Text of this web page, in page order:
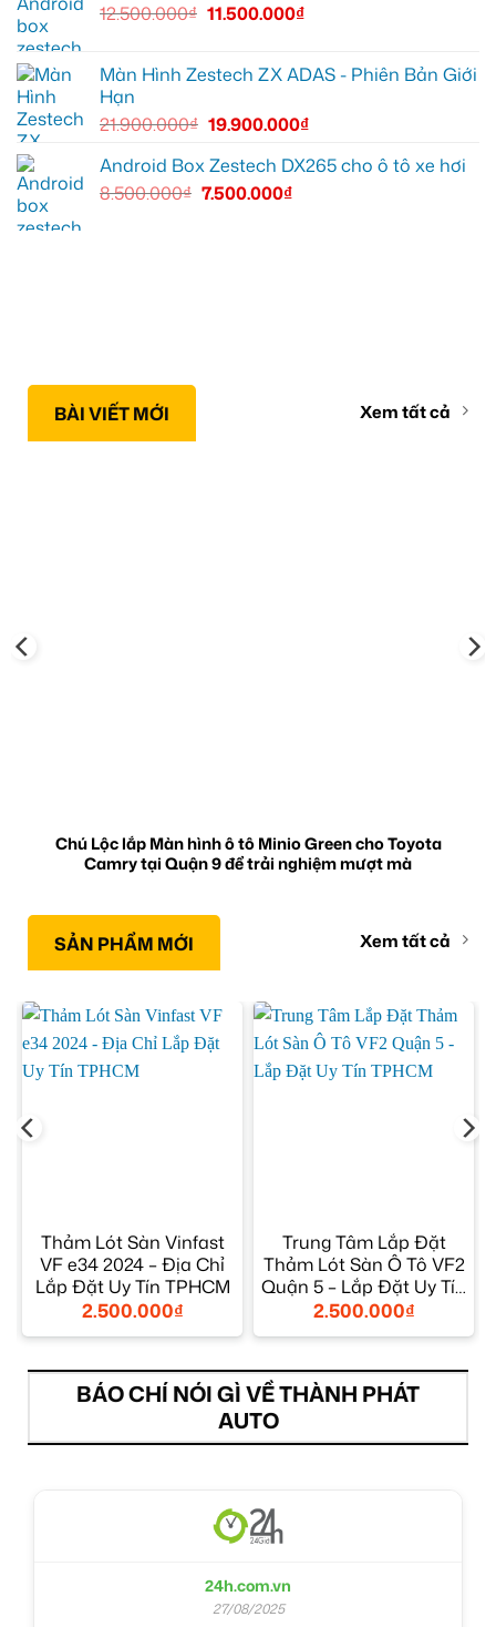
12.500.000₫ 11.500.000₫
Màn Hình Zestech ZX ADAS - Phiên Bản Giới
Hạn
21.900.000₫ 19.900.000₫
Android Box Zestech DX265 cho ô tô xe hơi
8.500.000₫ 7.500.000₫
BÀI VIẾT MỚI Xem tất cả
Chú Lộc lắp Màn hình ô tô Minio Green cho Toyota
Camry tại Quận 9 để trải nghiệm mượt mà
SẢN PHẨM MỚI Xem tất cả
Thảm Lót Sàn Vinfast
VF e34 2024 – Địa Chỉ
Lắp Đặt Uy Tín TPHCM
2.500.000₫
Trung Tâm Lắp Đặt
Thảm Lót Sàn Ô Tô VF2
Quận 5 – Lắp Đặt Uy Tín
TPHCM
2.500.000₫
BÁO CHÍ NÓI GÌ VỀ THÀNH PHÁT
AUTO
24h.com.vn
27/08/2025